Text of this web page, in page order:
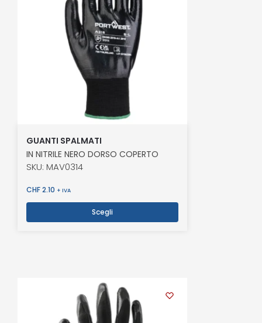
GUANTI SPALMATI
IN NITRILE NERO DORSO COPERTO
SKU: MAV0314
CHF2.10 + IVA
Scegli